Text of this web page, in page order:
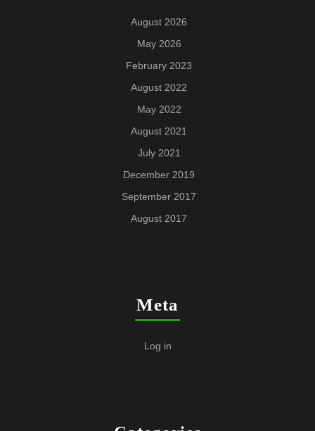
August 2026
May 2026
February 2023
August 2022
May 2022
August 2021
July 2021
December 2019
September 2017
August 2017
Meta
Log in